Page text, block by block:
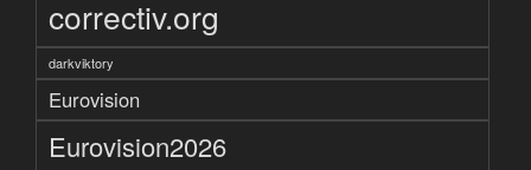
correctiv.org
darkviktory
Eurovision
Eurovision2026